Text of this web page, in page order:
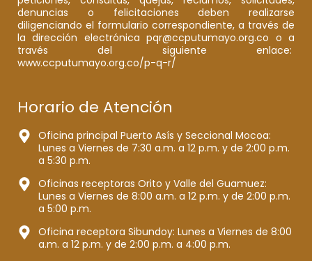
denuncias o felicitaciones deben realizarse
diligenciando el formulario correspondiente, a través de
la dirección electrónica pqr@ccputumayo.org.co o a
través del siguiente enlace:
www.ccputumayo.org.co/p-q-r/
Horario de Atención
Oficina principal Puerto Asís y Seccional Mocoa:
Lunes a Viernes de 7:30 a.m. a 12 p.m. y de 2:00 p.m.
a 5:30 p.m.
Oficinas receptoras Orito y Valle del Guamuez:
Lunes a Viernes de 8:00 a.m. a 12 p.m. y de 2:00 p.m.
a 5:00 p.m.
Oficina receptora Sibundoy: Lunes a Viernes de 8:00
a.m. a 12 p.m. y de 2:00 p.m. a 4:00 p.m.